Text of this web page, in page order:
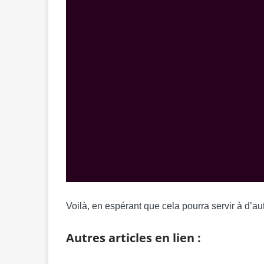
Voilà, en espérant que cela pourra servir à
Autres articles en lien :